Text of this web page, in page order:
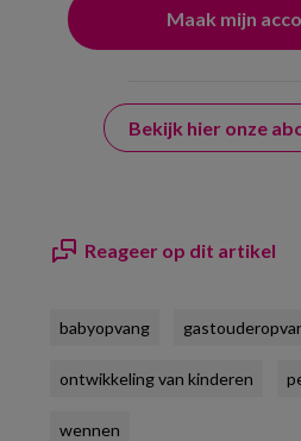
Bekijk hier onze
Reageer op dit artikel
babyopvang
ontwikkeling van kinderen
wennen